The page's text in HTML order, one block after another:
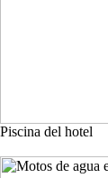
Piscina del hotel